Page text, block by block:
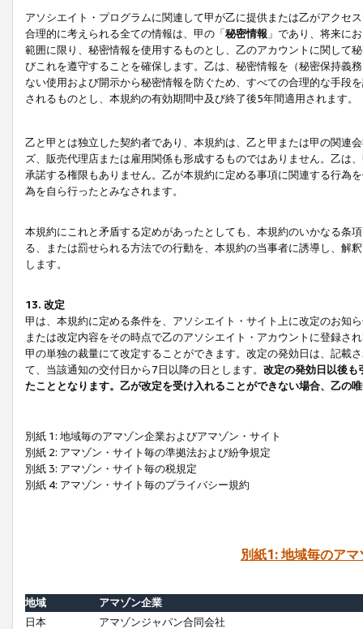
アソシエイト・プログラムに関連して甲が乙に提供または乙がアクセ
合理的に考えられる全ての情報は、甲の「秘密情報 」であり、将来に
範囲に限り、秘密情報を使用するものとし、乙のアカウントに関して
びこれを遵守することを確保します。乙は、秘密情報を（秘密保持義
ない使用および開示から秘密情報を防ぐため、すべての合理的な手段
されるものとし、本規約の有効期間中及び終了後5年間適用されます。
乙と甲とは独立した契約者であり、本規約は、乙と甲または甲の関連
ズ、販売代理店または雇用関係も形成するものではありません。乙は
承諾する権限もありません。乙が本規約に定める事項に関連する行為
為を自ら行ったとみなされます。
本規約にこれと矛盾する定めがあったとしても、本規約のいかなる条
る、または罰せられる方法での行動を、本規約の当事者に誘導し、解
します。
13. 改定
甲は、本規約に定める条件を、アソシエイト・サイト上に改定のお知
または改定内容をその時点で乙のアソシエイト・アカウントに登録さ
甲の単独の裁量にて改定することができます。改定の発効日は、記載
て、当該通知の交付日から7日以降の日とします。 改定の発効日以後も
たこととなります。乙が改定を受け入れることができない場合、乙の
別紙 1: 地域毎のアマゾン企業およびアマゾン・サイト
別紙 2: アマゾン・サイト毎の準拠法および紛争規定
別紙 3: アマゾン・サイト毎の税規定
別紙 4: アマゾン・サイト毎のプライバシー規約
別紙1: 地域毎のア
地域
アマゾン企業
日本
アマゾンジャパン合同会社